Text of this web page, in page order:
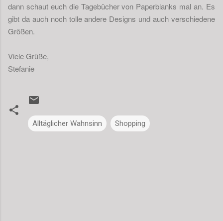
dann schaut euch die Tagebücher von Paperblanks mal an. Es
gibt da auch noch tolle andere Designs und auch verschiedene
Größen.
Viele Grüße,
Stefanie
Alltäglicher Wahnsinn Shopping